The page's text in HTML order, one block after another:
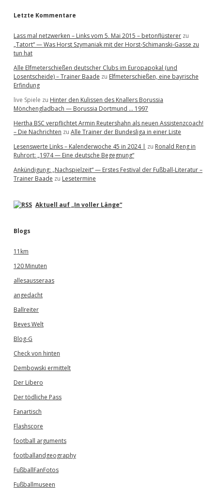
Letzte Kommentare
Lass mal netzwerken – Links vom 5. Mai 2015 – betonflüsterer zu
„Tatort“ — Was Horst Szymaniak mit der Horst-Schimanski-Gasse zu
tun hat
Alle Elfmeterschießen deutscher Clubs im Europapokal (und
Losentscheide) – Trainer Baade zu Elfmeterschießen, eine bayrische
Erfindung
live Spiele zu Hinter den Kulissen des Knallers Borussia
Mönchengladbach — Borussia Dortmund … 1997
Hertha BSC verpflichtet Armin Reutershahn als neuen Assistenzcoach!
– Die Nachrichten zu Alle Trainer der Bundesliga in einer Liste
Lesenswerte Links – Kalenderwoche 45 in 2024 | zu Ronald Reng in
Ruhrort: „1974 — Eine deutsche Begegnung“
Ankündigung: „Nachspielzeit“ — Erstes Festival der Fußball-Literatur –
Trainer Baade zu Lesetermine
Aktuell auf „In voller Länge“
Blogs
11km
120 Minuten
allesausseraas
angedacht
Ballreiter
Beves Welt
Blog-G
Check von hinten
Dembowski ermittelt
Der Libero
Der tödliche Pass
Fanartisch
Flashscore
football arguments
footballandgeography
FußballFanFotos
Fußballmuseen